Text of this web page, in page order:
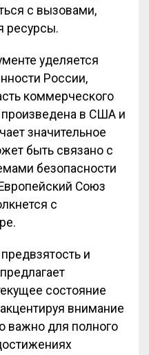
с вызовами,
ресурсы.
уделяется
России,
коммерческого
в США и
значительное
быть связано с
безопасности
Союз
с
и
состояние
внимание
важно для полного